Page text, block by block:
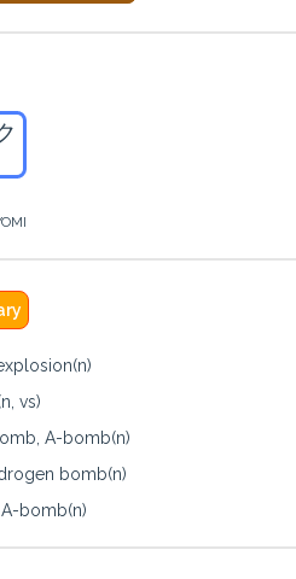
vs)
A-bomb(n)
bomb(n)
bomb(n)